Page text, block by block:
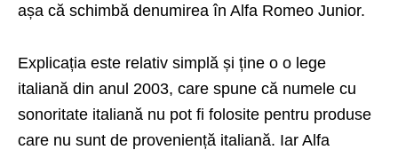
așa că schimbă denumirea în Alfa Romeo Junior.
Explicația este relativ simplă și ține o o lege
italiană din anul 2003, care spune că numele cu
sonoritate italiană nu pot fi folosite pentru produse
care nu sunt de proveniență italiană. Iar Alfa